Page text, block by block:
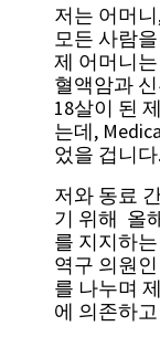
저는 어머
모든 사람
제 어머니
혈액암과
18살이 된
는데,
었을 겁니다.
저와 동료
기 위해 올
를 지지하
역구 의원
를 나누며
에 의존하